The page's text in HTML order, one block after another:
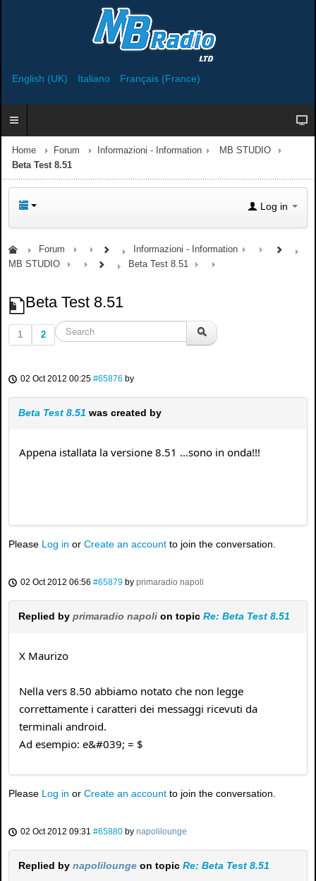
English (UK) Italiano Français (France)
Home Forum Informazioni - Information
MB STUDIO
Beta Test 8.51
Log in
Forum
Informazioni - Information
MB STUDIO
Beta Test 8.51
Beta Test 8.51
1 2
02 Oct 2012 00:25 #65876 by
Beta Test 8.51 was created by
Appena istallata la versione 8.51 ...sono in onda!!!
Please Log in or Create an account to join the conversation.
02 Oct 2012 06:56 #65879 by primaradio napoli
Replied by primaradio napoli on topic Re: Beta Test 8.51
X Maurizo
Nella vers 8.50 abbiamo notato che non legge
correttamente i caratteri dei messaggi ricevuti da
terminali android.
Ad esempio: e&#039; = $
Please Log in or Create an account to join the conversation.
02 Oct 2012 09:31 #65880 by napolilounge
Replied by napolilounge on topic Re: Beta Test 8.51